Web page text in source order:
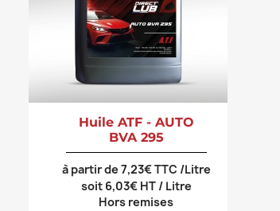
Huile ATF - AUTO
BVA 295
à partir de 7,23€ TTC /Litre
soit 6,03€ HT / Litre
Hors remises